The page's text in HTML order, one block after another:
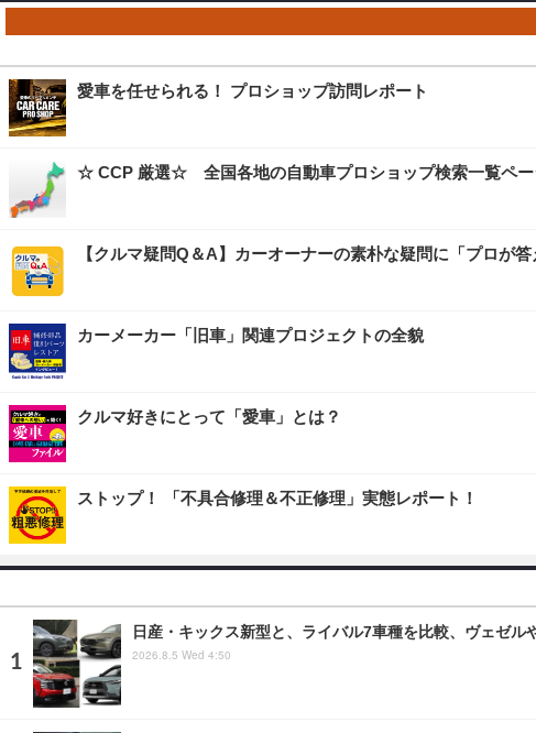
愛車を任せられる！ プロショップ訪問レポート
☆ CCP 厳選☆ 全国各地の自動車プロショップ検索一覧ペー
【クルマ疑問Q＆A】カーオーナーの素朴な疑問に「プロが答
カーメーカー「旧車」関連プロジェクトの全貌
クルマ好きにとって「愛車」とは？
ストップ！ 「不具合修理＆不正修理」実態レポート！
日産・キックス新型と、ライバル7車種を比較、ヴェゼル
2026.8.5 Wed 4:50